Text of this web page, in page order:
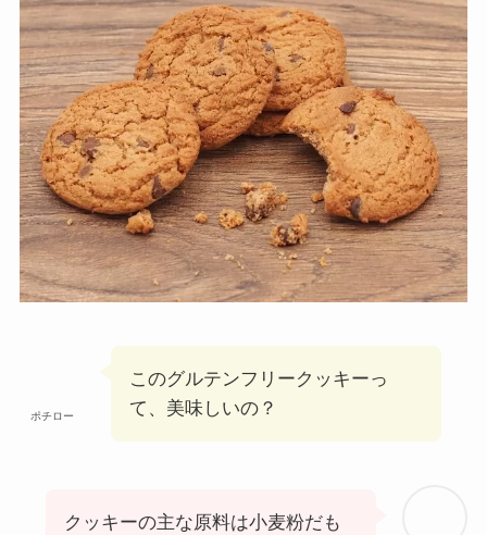
ポチロー
このグルテンフリークッキーっ
て、美味しいの？
クッキーの主な原料は小麦粉だも